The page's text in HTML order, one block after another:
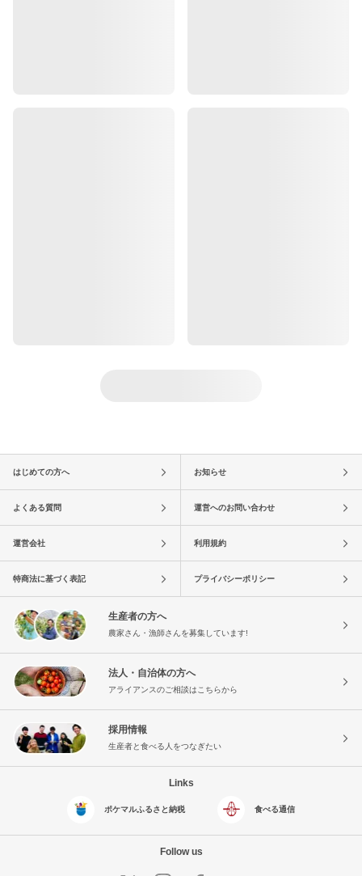
はじめての方へ お知らせ
よくある質問 運営へのお問い合わせ
運営会社 利用規約
特商法に基づく表記 プライバシーポリシー
生産者の方へ
農家さん・漁師さんを募集しています!
法人・自治体の方へ
アライアンスのご相談はこちらから
採用情報
生産者と食べる人をつなぎたい
Links
ポケマルふるさと納税 食べる通信
Follow us